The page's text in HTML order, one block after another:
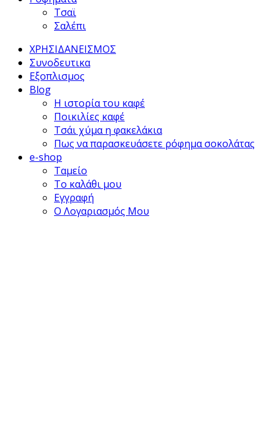
Τσαϊ
Σαλέπι
ΧΡΗΣΙΔΑΝΕΙΣΜΟΣ
Συνοδευτικα
Εξοπλισμος
Blog
Η ιστορία του καφέ
Ποικιλίες καφέ
Τσάι χύμα η φακελάκια
Πως να παρασκευάσετε ρόφημα σοκολάτας
e-shop
Ταμείο
Το καλάθι μου
Εγγραφή
Ο Λογαριασμός Μου